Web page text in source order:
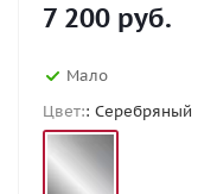
7 200 руб.
Мало
Цвет:: Серебряный